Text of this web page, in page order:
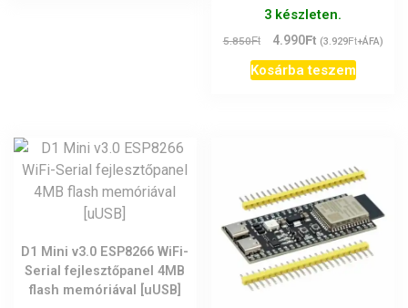
Értékelés:
5.00
/ 5
3 készleten.
5.850Ft
Original
price
was:
4.990FtCurrent
price
is:
(3.929Ft+ÁFA)
Kosárba teszem
D1 Mini v3.0 ESP8266 WiFi-
Serial fejlesztőpanel 4MB
flash memóriával [uUSB]